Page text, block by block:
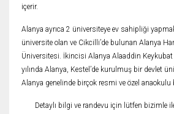
içerir.
Alanya ayrıca 2 üniversiteye ev sahipliği
üniversite olan ve Cikcilli’de bulunan Alanya
Üniversitesi. İkincisi Alanya Alaaddin Keykubat
yılında Alanya, Kestel’de kurulmuş bir devlet
Alanya genelinde birçok resmi ve özel anaokulu
Detaylı bilgi ve randevu için lütfen bizimle